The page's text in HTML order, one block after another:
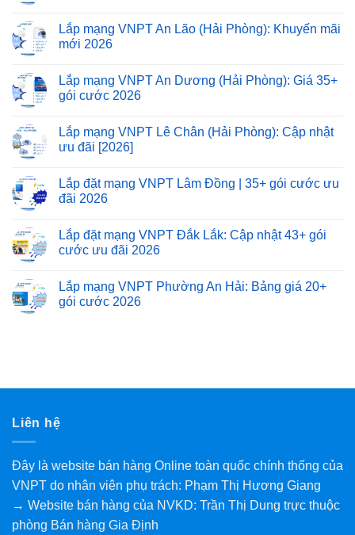
Lắp mạng VNPT An Lão (Hải Phòng): Khuyến mãi
mới 2026
Lắp mạng VNPT An Dương (Hải Phòng): Giá 35+
gói cước 2026
Lắp mạng VNPT Lê Chân (Hải Phòng): Cập nhật
ưu đãi [2026]
Lắp đặt mạng VNPT Lâm Đồng | 35+ gói cước ưu
đãi 2026
Lắp đặt mạng VNPT Đắk Lắk: Cập nhật 43+ gói
cước ưu đãi 2026
Lắp mạng VNPT Phường An Hải: Bảng giá 20+
gói cước 2026
Liên hệ
Đây là website bán hàng Online toàn quốc chính thống của
VNPT do nhân viên phụ trách: Phạm Thị Hương Giang
→ Website bán hàng của NVKD: Trần Thị Dung trực thuộc
phòng Bán hàng Gia Định